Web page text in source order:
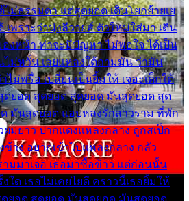
ไม่ธรรมดา แต่สุดยอด เดินโยกย้ายเย
เพราะว่านุ่งลีวายส์ ตัวใหม่ใส่มา เดิน
งหน้า ท่าจะมีปัญหา ไม่พอใจ ได้เป็น
ไม่หวั่น เลยแหลงใต้ถามมัน ว่ามัน
ม่พรื่อ เปลี่ยนเป็นยิ้มให้ เจอะเด็กใต้
ดยอด สุดยอด สุดยอด มันสุดยอด สุด
มันสุดยอด แอบหลงรักสาวราม ที่พัก
ผมยาว ปากแดงแหลงกลาง ถูกสเป็ก
ข้าง อยากเข้าไปแหลงกลาง กลัว
มมาเจอ เธอมาซื้อข้าว แต่ก่อนนั้น
งใด เธอไม่เคยไยดี คราวนี้เธอยิ้มให้
ดยอด สุดยอด มันสุดยอด มันสุดยอด